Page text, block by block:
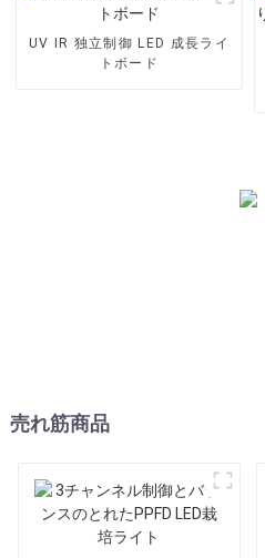
UV IR 独立制御 LED 成長ライ
トボード
売れ筋商品